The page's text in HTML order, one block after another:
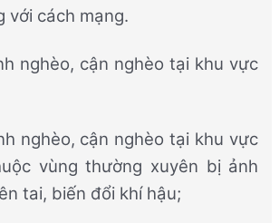
với cách mạng.
nghèo, cận nghèo tại khu vực
nghèo, cận nghèo tại khu vực
vùng thường xuyên bị ảnh
tai, biến đổi khí hậu;